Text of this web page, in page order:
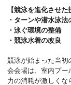
【競泳を進化させた
・ターンや潜水泳法
・泳ぐ環境の整備
・競泳水着の改良
競泳が始まった当初
会会場は、室内プー
力の消耗が激しく